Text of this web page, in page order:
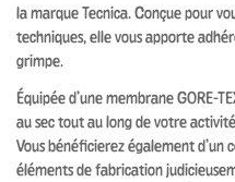
la marque Tecnica. Conçue pour
techniques, elle vous apporte
grimpe.
Équipée d’une membrane GORE-
au sec tout au long de votre
Vous bénéficierez également
éléments de fabrication